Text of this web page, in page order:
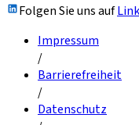
Folgen Sie uns auf
Impressum
/
Barrierefreiheit
/
Datenschutz